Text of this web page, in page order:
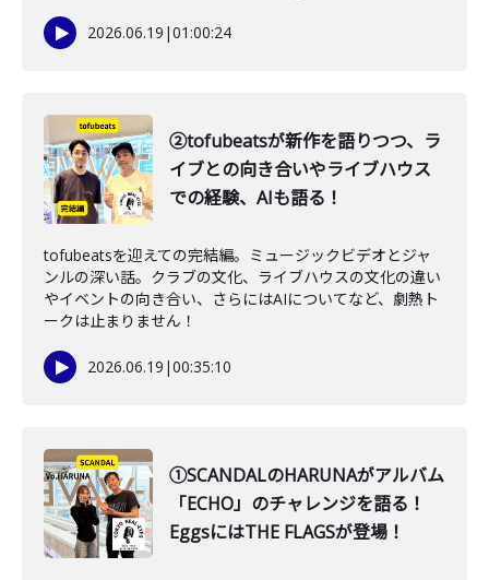
2026.06.19 |01:00:24
②tofubeatsが新作を語りつつ、ラ
イブとの向き合いやライブハウス
での経験、AIも語る！
tofubeatsを迎えての完結編。ミュージックビデオとジャ
ンルの深い話。クラブの文化、ライブハウスの文化の違い
やイベントの向き合い、さらにはAIについてなど、劇熱ト
ークは止まりません！
2026.06.19 |00:35:10
①SCANDALのHARUNAがアルバム
「ECHO」のチャレンジを語る！
EggsにはTHE FLAGSが登場！